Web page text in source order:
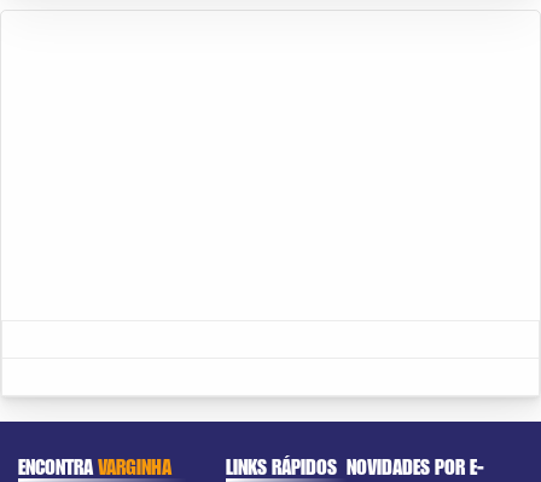
ENCONTRAVARGINHA LINKS RÁPIDOS NOVIDADES POR E-